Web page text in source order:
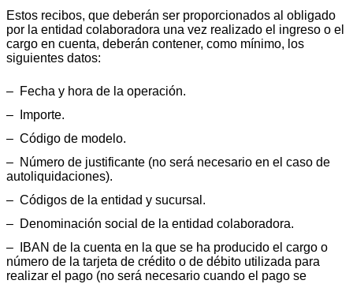
Estos recibos, que deberán ser proporcionados al obligado
por la entidad colaboradora una vez realizado el ingreso o el
cargo en cuenta, deberán contener, como mínimo, los
siguientes datos:
‒ Fecha y hora de la operación.
‒ Importe.
‒ Código de modelo.
‒ Número de justificante (no será necesario en el caso de
autoliquidaciones).
‒ Códigos de la entidad y sucursal.
‒ Denominación social de la entidad colaboradora.
‒ IBAN de la cuenta en la que se ha producido el cargo o
número de la tarjeta de crédito o de débito utilizada para
realizar el pago (no será necesario cuando el pago se